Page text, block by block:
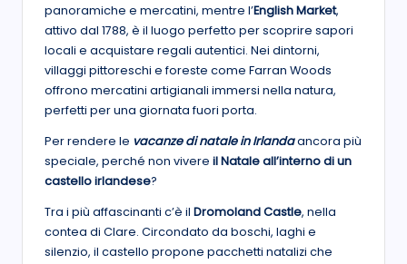
panoramiche e mercatini, mentre l’English Market,
attivo dal 1788, è il luogo perfetto per scoprire sapori
locali e acquistare regali autentici. Nei dintorni,
villaggi pittoreschi e foreste come Farran Woods
offrono mercatini artigianali immersi nella natura,
perfetti per una giornata fuori porta.
Per rendere le vacanze di natale in Irlandaancora più
speciale, perché non vivere il Natale all’interno di un
castello irlandese?
Tra i più affascinanti c’è il Dromoland Castle, nella
contea di Clare. Circondato da boschi, laghi e
silenzio, il castello propone pacchetti natalizi che